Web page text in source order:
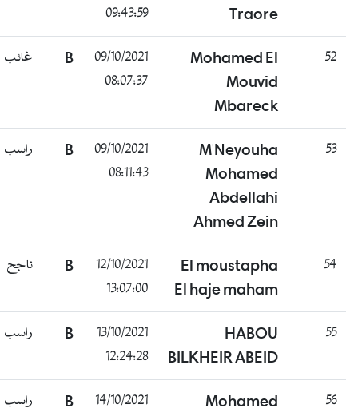
Traore
09:43:59
52
Mohamed El
Mouvid
Mbareck
09/10/2021
08:07:37
B غائب
53
M'Neyouha
Mohamed
Abdellahi
Ahmed Zein
09/10/2021
08:11:43
B راسب
54
El moustapha
El haje maham
12/10/2021
13:07:00
B ناجح
55
HABOU
BILKHEIR ABEID
13/10/2021
12:24:28
B راسب
56
Mohamed
14/10/2021
B راسب